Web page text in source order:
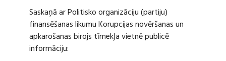
Saskaņā ar Politisko organizāciju (partiju)
finansēšanas likumu Korupcijas novēršanas un
apkarošanas birojs tīmekļa vietnē publicē
informāciju: